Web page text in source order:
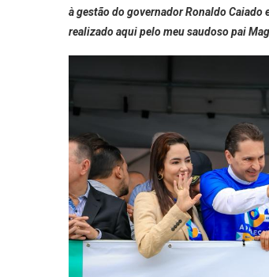
à gestão do governador Ronaldo
realizado aqui pelo meu saudoso pai